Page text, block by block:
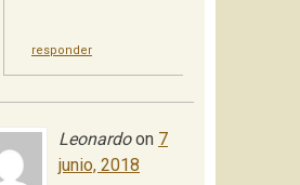
responder
Leonardoon 7
junio, 2018